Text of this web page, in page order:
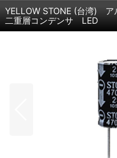
YELLOW STONE (台湾)
二重層コンデンサ LED